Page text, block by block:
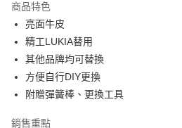
Apple Pay
街口支付
悠遊付
Google Pay
ATM付款
商品特色
亮面牛皮
精工LUKIA替用
其他品牌均可替換
方便自行DIY更換
附贈彈簧棒、更換工具
銷售重點